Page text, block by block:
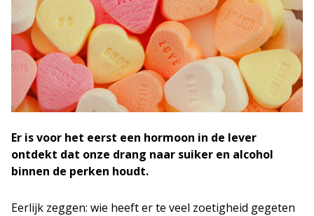
Er is voor het eerst een hormoon in de lever
ontdekt dat onze drang naar suiker en alcohol
binnen de perken houdt.
Eerlijk zeggen: wie heeft er te veel zoetigheid gegeten